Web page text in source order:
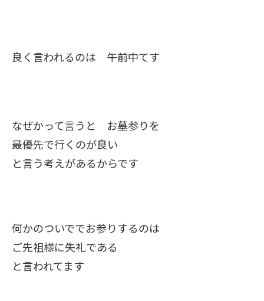
良く言われるのは 午前中てす
なぜかって言うと お墓参りを
最優先で行くのが良い
と言う考えがあるからです
何かのついででお参りするのは
ご先祖様に失礼である
と言われてます